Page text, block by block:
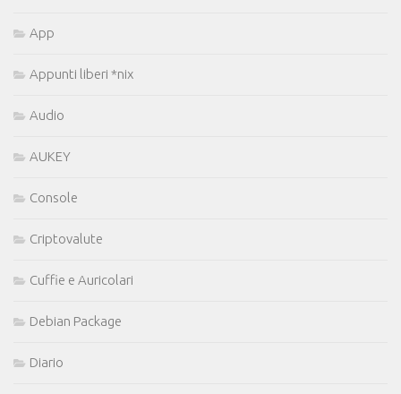
App
Appunti liberi *nix
Audio
AUKEY
Console
Criptovalute
Cuffie e Auricolari
Debian Package
Diario